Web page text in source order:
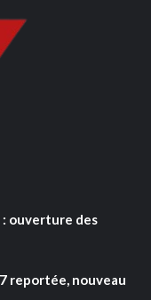
ouverture des
reportée, nouveau